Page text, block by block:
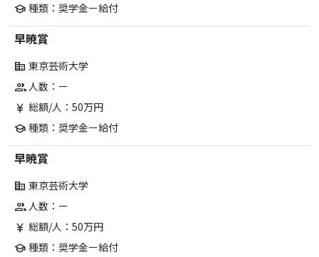
school 種類：奨学金ー給付
早暁賞
corporate_fare 東京芸術大学
group人数：ー
currency_yen 総額/人：50万円
school 種類：奨学金ー給付
早暁賞
corporate_fare 東京芸術大学
group人数：ー
currency_yen 総額/人：50万円
school 種類：奨学金ー給付